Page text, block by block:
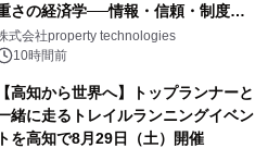
さの経済学──情報・信頼・制度を
はどう組み替えるか）｜
Lab
式会社property technologies
10時間前
【高知から世界へ】トップランナーと
緒に走るトレイルランニングイベン
トを高知で8月29日（土）開催